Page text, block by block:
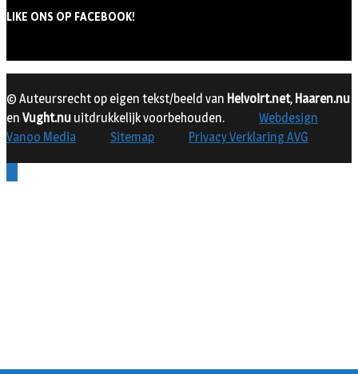
LIKE ONS OP FACEBOOK!
© Auteursrecht op eigen tekst/beeld van Helvoirt.net, Haaren.nu
en Vught.nu uitdrukkelijk voorbehouden.
Webdesign
Vanoo Media
Sitemap Privacy Verklaring AVG